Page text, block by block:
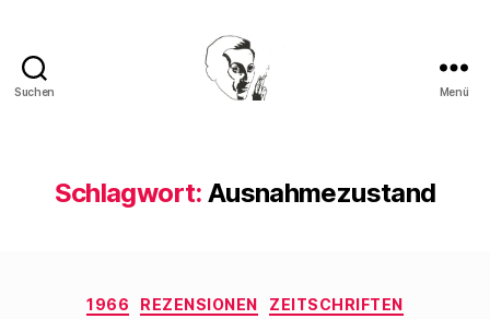
Suchen Menü
Schlagwort: Ausnahmezustand
Kategorien
1966 REZENSIONEN ZEITSCHRIFTEN